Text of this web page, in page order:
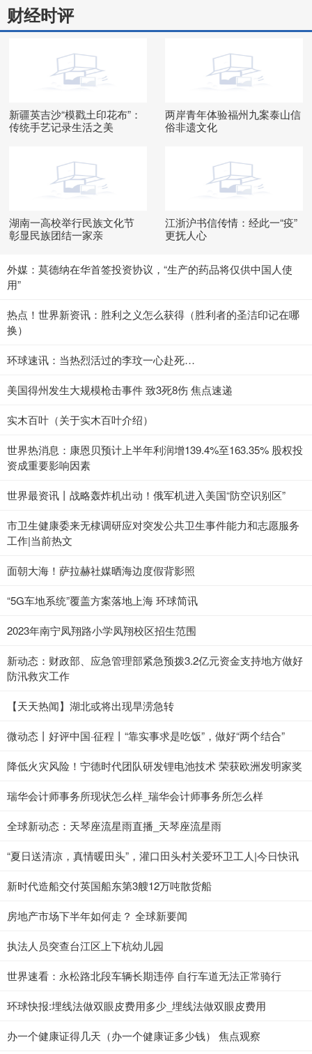
财经时评
新疆英吉沙“模戳土印花布”：
传统手艺记录生活之美
两岸青年体验福州九案泰山信
俗非遗文化
湖南一高校举行民族文化节
彰显民族团结一家亲
江浙沪书信传情：经此一“疫”
更抚人心
外媒：莫德纳在华首签投资协议，“生产的药品将仅供中国人使
用”
热点！世界新资讯：胜利之义怎么获得（胜利者的圣洁印记在哪
换）
环球速讯：当热烈活过的李玟一心赴死…
美国得州发生大规模枪击事件 致3死8伤 焦点速递
实木百叶（关于实木百叶介绍）
世界热消息：康恩贝预计上半年利润增139.4%至163.35% 股权投
资成重要影响因素
世界最资讯丨战略轰炸机出动！俄军机进入美国“防空识别区”
市卫生健康委来无棣调研应对突发公共卫生事件能力和志愿服务
工作|当前热文
面朝大海！萨拉赫社媒晒海边度假背影照
“5G车地系统”覆盖方案落地上海 环球简讯
2023年南宁凤翔路小学凤翔校区招生范围
新动态：财政部、应急管理部紧急预拨3.2亿元资金支持地方做好
防汛救灾工作
【天天热闻】湖北或将出现旱涝急转
微动态丨好评中国·征程丨“靠实事求是吃饭”，做好“两个结合”
降低火灾风险！宁德时代团队研发锂电池技术 荣获欧洲发明家奖
瑞华会计师事务所现状怎么样_瑞华会计师事务所怎么样
全球新动态：天琴座流星雨直播_天琴座流星雨
“夏日送清凉，真情暖田头”，灌口田头村关爱环卫工人|今日快讯
新时代造船交付英国船东第3艘12万吨散货船
房地产市场下半年如何走？ 全球新要闻
执法人员突查台江区上下杭幼儿园
世界速看：永松路北段车辆长期违停 自行车道无法正常骑行
环球快报:埋线法做双眼皮费用多少_埋线法做双眼皮费用
办一个健康证得几天（办一个健康证多少钱） 焦点观察